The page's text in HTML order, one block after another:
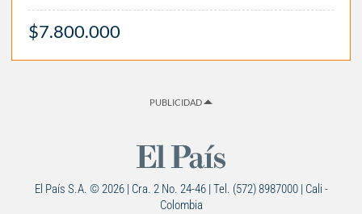
$7.800.000
PUBLICIDAD
El País S.A. © 2026 | Cra. 2 No. 24-46 | Tel. (572) 8987000 | Cali -
Colombia